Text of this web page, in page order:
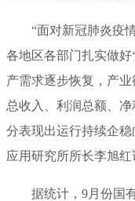
“面对新冠肺炎疫
各地区各部门扎实做好
产需求逐步恢复，产
总收入、利润总额、
分表现出运行持续企
应用研究所所长李旭红
据统计，9月份国